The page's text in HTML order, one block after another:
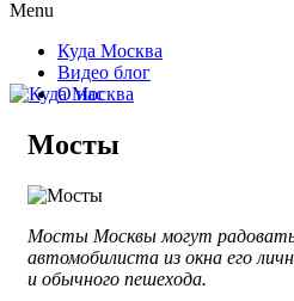
Menu
Куда Москва
Видео блог
О нас
Мосты
Мосты Москвы могут
автомобилиста из окна его
и обычного пешехода.